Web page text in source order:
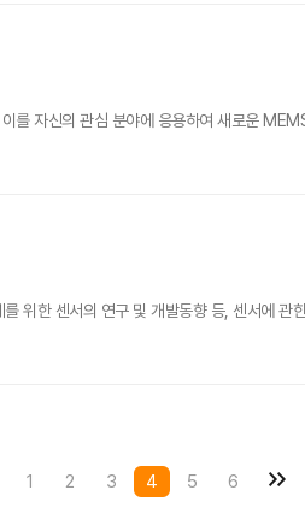
를 자신의 관심 분야에 응용하여 새로운
위한 센서의 연구 및 개발동향 등, 센서에 관
1 2 3 4 5 6